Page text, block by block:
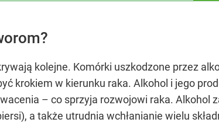
kolejne. Komórki uszkodzone przez
krokiem w kierunku raka. Alkohol i jego
– co sprzyja rozwojowi raka. Alkohol
a także utrudnia wchłanianie wielu